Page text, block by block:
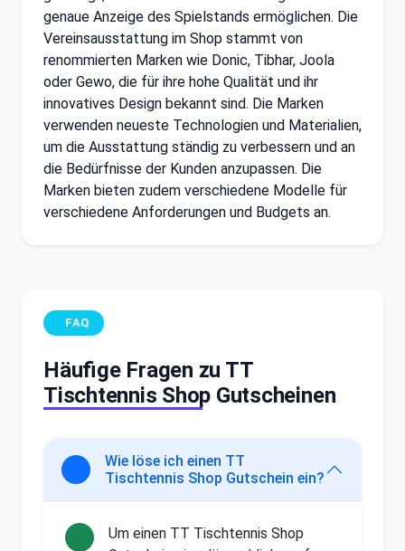
genaue Anzeige des Spielstands ermöglichen. Die
Vereinsausstattung im Shop stammt von
renommierten Marken wie Donic, Tibhar, Joola
oder Gewo, die für ihre hohe Qualität und ihr
innovatives Design bekannt sind. Die Marken
verwenden neueste Technologien und Materialien,
um die Ausstattung ständig zu verbessern und an
die Bedürfnisse der Kunden anzupassen. Die
Marken bieten zudem verschiedene Modelle für
verschiedene Anforderungen und Budgets an.
FAQ
Häufige Fragen zu TT
Tischtennis Shop Gutscheinen
Wie löse ich einen TT
Tischtennis Shop Gutschein ein?
Um einen TT Tischtennis Shop